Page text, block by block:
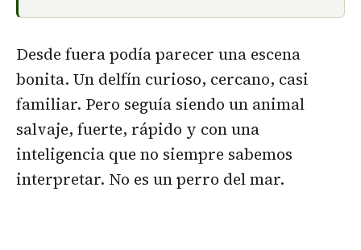
Desde fuera podía parecer una escena
bonita. Un delfín curioso, cercano, casi
familiar. Pero seguía siendo un animal
salvaje, fuerte, rápido y con una
inteligencia que no siempre sabemos
interpretar. No es un perro del mar.